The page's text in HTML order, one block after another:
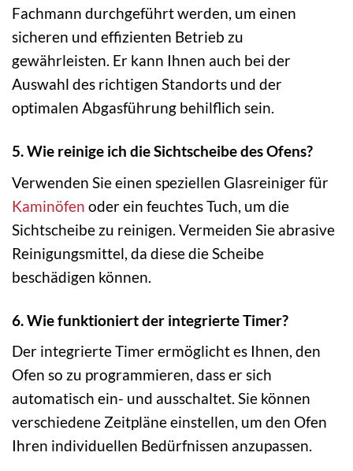
Fachmann durchgeführt werden, um einen
sicheren und effizienten Betrieb zu
gewährleisten. Er kann Ihnen auch bei der
Auswahl des richtigen Standorts und der
optimalen Abgasführung behilflich sein.
5. Wie reinige ich die Sichtscheibe des Ofens?
Verwenden Sie einen speziellen Glasreiniger für
Kaminöfen oder ein feuchtes Tuch, um die
Sichtscheibe zu reinigen. Vermeiden Sie abrasive
Reinigungsmittel, da diese die Scheibe
beschädigen können.
6. Wie funktioniert der integrierte Timer?
Der integrierte Timer ermöglicht es Ihnen, den
Ofen so zu programmieren, dass er sich
automatisch ein- und ausschaltet. Sie können
verschiedene Zeitpläne einstellen, um den Ofen
Ihren individuellen Bedürfnissen anzupassen.